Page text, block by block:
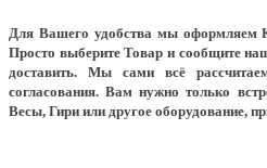
Для Вашего удобства мы оформляем
Просто выберите Товар и сообщите
доставить. Мы сами всё
согласования. Вам нужно только
Весы, Гири или другое оборудование,